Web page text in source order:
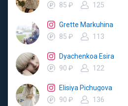
85 ₽
125
Grette Markuhina
85 ₽
113
Dyachenkoa Esira
90 ₽
122
Elisiya Pichugova
90 ₽
136